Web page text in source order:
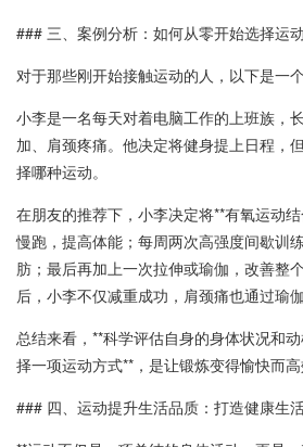
### 三、案例分析：如何从零开始选择运
对于那些刚开始接触运动的人，以下是一
小李是一名每天对着电脑工作的上班族，
加、肩颈疼痛。他决定将健身提上日程，
择哪种运动。
在朋友的推荐下，小李决定将**有氧运动
慢跑，提高体能；每周两次高强度间歇训
肪；最后再加上一次拉伸或瑜伽，改善整
后，小李不仅减重成功，肩颈痛也通过瑜
总结来看，**科学评估自身的身体状况和
择一项运动方式**，是让锻炼变得愉快而高
### 四、运动提升生活品质：打造健康生